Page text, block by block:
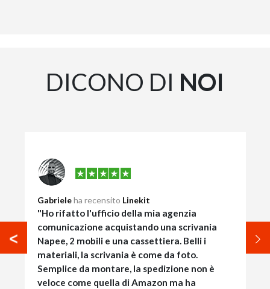
DICONO DI NOI
Gabrieleha recensito Linekit
"Ho rifatto l'ufficio della mia agenzia
comunicazione acquistando una scrivania
Napee, 2 mobili e una cassettiera. Belli i
materiali, la scrivania è come da foto.
Semplice da montare, la spedizione non è
veloce come quella di Amazon ma ha